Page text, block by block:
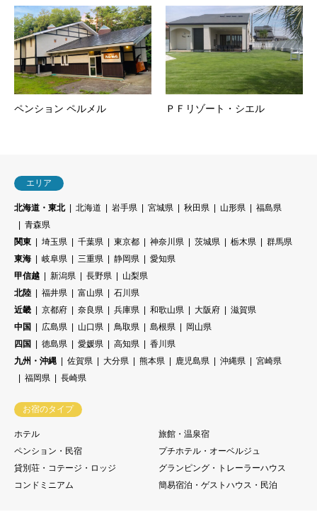
ペンション ペルメル ＰＦリゾート・シエル
エリア
北海道・東北 北海道 岩手県 宮城県 秋田県 山形県
福島県
青森県
関東
埼玉県 千葉県 東京都 神奈川県 茨城県 栃木県
群馬県
東海
岐阜県 三重県 静岡県
愛知県
甲信越
新潟県 長野県
山梨県
北陸
福井県 富山県
石川県
近畿
京都府 奈良県 兵庫県 和歌山県 大阪府
滋賀県
中国
広島県 山口県 鳥取県 島根県
岡山県
四国
徳島県 愛媛県 高知県
香川県
九州・沖縄
佐賀県 大分県 熊本県 鹿児島県 沖縄県
宮崎県
福岡県
長崎県
お宿のタイプ
ホテル
旅館・温泉宿
ペンション・民宿
プチホテル・オーベルジュ
貸別荘・コテージ・ロッジ
グランピング・トレーラーハウス
コンドミニアム
簡易宿泊・ゲストハウス・民泊